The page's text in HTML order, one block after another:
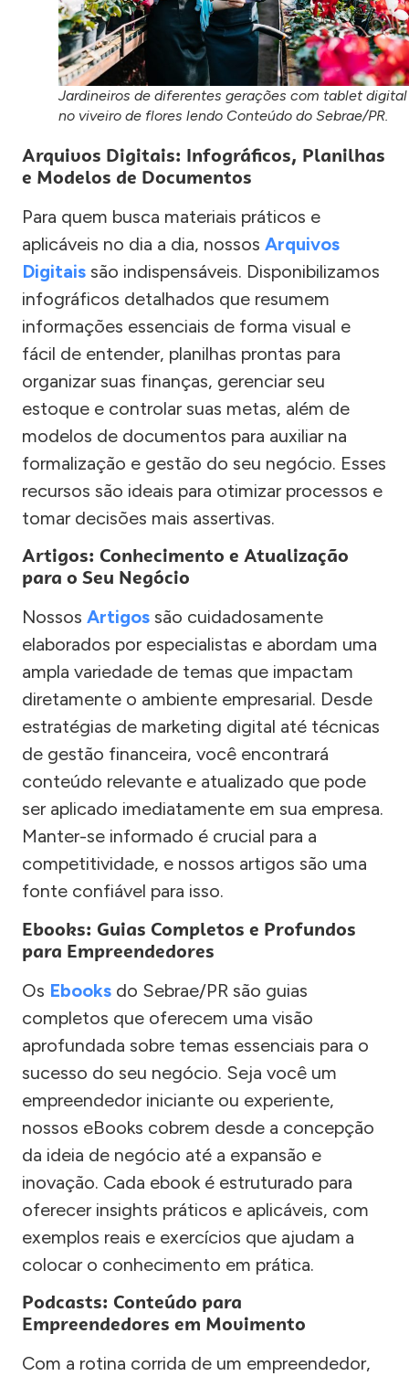
Jardineiros de diferentes gerações com tablet digital
no viveiro de flores lendo Conteúdo do Sebrae/PR.
Arquivos Digitais: Infográficos, Planilhas
e Modelos de Documentos
Para quem busca materiais práticos e
aplicáveis no dia a dia, nossos Arquivos
Digitais são indispensáveis. Disponibilizamos
infográficos detalhados que resumem
informações essenciais de forma visual e
fácil de entender, planilhas prontas para
organizar suas finanças, gerenciar seu
estoque e controlar suas metas, além de
modelos de documentos para auxiliar na
formalização e gestão do seu negócio. Esses
recursos são ideais para otimizar processos e
tomar decisões mais assertivas.
Artigos: Conhecimento e Atualização
para o Seu Negócio
Nossos Artigos são cuidadosamente
elaborados por especialistas e abordam uma
ampla variedade de temas que impactam
diretamente o ambiente empresarial. Desde
estratégias de marketing digital até técnicas
de gestão financeira, você encontrará
conteúdo relevante e atualizado que pode
ser aplicado imediatamente em sua empresa.
Manter-se informado é crucial para a
competitividade, e nossos artigos são uma
fonte confiável para isso.
Ebooks: Guias Completos e Profundos
para Empreendedores
Os Ebooks do Sebrae/PR são guias
completos que oferecem uma visão
aprofundada sobre temas essenciais para o
sucesso do seu negócio. Seja você um
empreendedor iniciante ou experiente,
nossos eBooks cobrem desde a concepção
da ideia de negócio até a expansão e
inovação. Cada ebook é estruturado para
oferecer insights práticos e aplicáveis, com
exemplos reais e exercícios que ajudam a
colocar o conhecimento em prática.
Podcasts: Conteúdo para
Empreendedores em Movimento
Com a rotina corrida de um empreendedor,